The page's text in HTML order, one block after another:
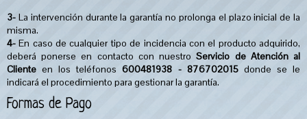
3- La intervención durante la garantía no prolonga el plazo inicial de la
misma.
4- En caso de cualquier tipo de incidencia con el producto adquirido,
deberá ponerse en contacto con nuestroServicio de Atención al
Cliente en los teléfonos600481938 - 876702015donde se le
indicará el procedimiento para gestionar la garantía.
Formas de Pago